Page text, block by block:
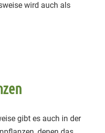
wird auch als
gibt es auch in der